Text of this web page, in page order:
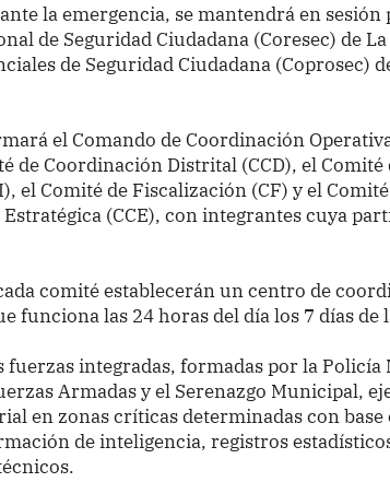
la emergencia, se mantendrá en sesión
de Seguridad Ciudadana (Coresec) de
de Seguridad Ciudadana (Coprosec)
el Comando de Coordinación
de Coordinación Distrital (CCD), el Comité
el Comité de Fiscalización (CF) y el
(CCE), con integrantes cuya
comité establecerán un centro de
funciona las 24 horas del día los 7 días de
fuerzas integradas, formadas por la Policía
Armadas y el Serenazgo Municipal,
en zonas críticas determinadas con base
de inteligencia, registros